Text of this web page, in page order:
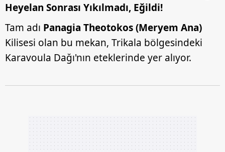
Heyelan Sonrası Yıkılmadı, Eğildi!
Tam adı Panagia Theotokos (Meryem Ana)
Kilisesi olan bu mekan, Trikala bölgesindeki
Karavoula Dağı'nın eteklerinde yer alıyor.